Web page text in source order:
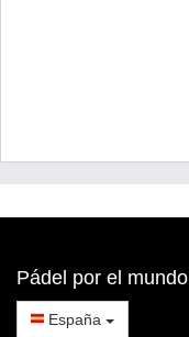
Pádel por el mundo
España